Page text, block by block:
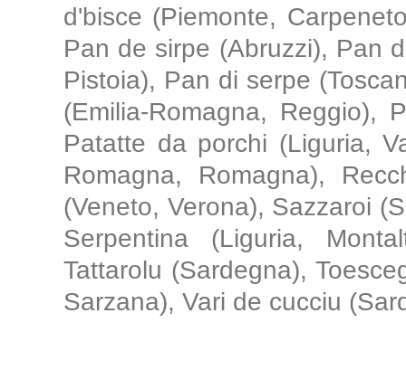
d'bisce (Piemonte,
Pan de sirpe (Abruzzi), Pan
Pistoia), Pan di serpe
(Emilia-Romagna, Reggio),
Patatte da porchi (Liguria,
Romagna, Romagna),
(Veneto, Verona), Sazzaroi
Serpentina (Liguria,
Tattarolu (Sardegna),
Sarzana), Vari de cucciu